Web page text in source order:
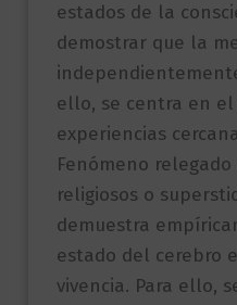
estados de la
demostrar que la
ello, se centra en
experiencias
Fenómeno
religiosos o
demuestra
estado del cerebro
vivencia. Para ello,